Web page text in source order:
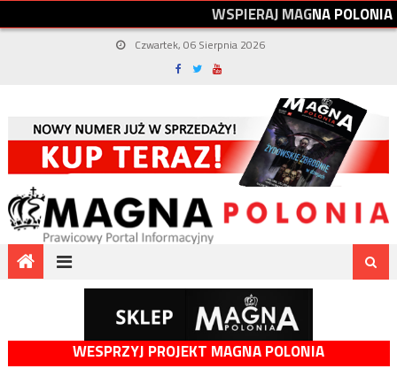
WSPIERAJMAGNAPOLONIA
Czwartek, 06 Sierpnia 2026
WESPRZYJ PROJEKT MAGNA POLONIA